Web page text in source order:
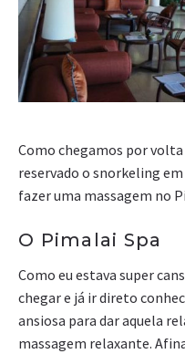
Como chegamos por
reservado o snorkeling
fazer uma massagem no
O Pimalai Spa
Como eu estava super
chegar e já ir direto
ansiosa para dar aquela
massagem relaxante.